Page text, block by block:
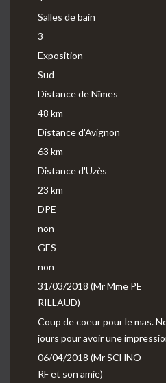
Salles de bain
3
Exposition
Sud
Distance de Nîmes
48 km
Distance d'Avignon
63 km
Distance d'Uzès
23 km
DPE
non
GES
non
31/03/2018 (Mr Mme PE
RILLAUD)
Coup de coeur pour le mas.
jours pour avoir une
06/04/2018 (Mr SCHNO
RF et son amie)